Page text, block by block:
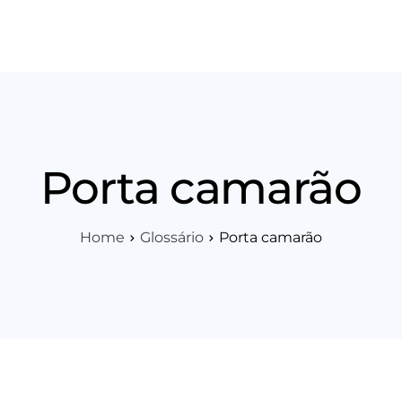
Porta camarão
Home Glossário Porta camarão